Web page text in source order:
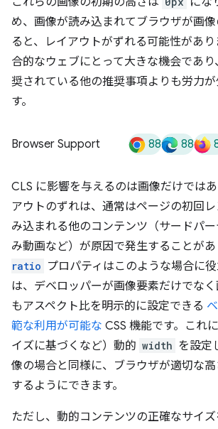
め、画像が読み込まれてブラウザが画
ると、レイアウトがずれる可能性があ
合的なウェブにとって大きな機会であ
奨されている他の推奨事項よりも労力
す。
Browser Support 88 88
CLS に影響を与えるのは画像だけでは
アウトのずれは、通常はページの初回
み込まれる他のコンテンツ（サードパ
み動画など）が原因で発生することがあ
ratio プロパティはこのような場合に
は、デベロッパーが画像要素だけでな
もアスペクト比を明示的に設定できる
範な利用が可能な CSS 機能です。これ
イズに基づくなど）動的 width を設定
像の場合と同様に、ブラウザが適切な
するようにできます。
ただし、動的コンテンツの正確なサイ